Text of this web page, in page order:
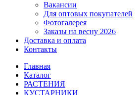
Вакансии
Для оптовых покупателей
Фотогалерея
Заказы на весну 2026
Доставка и оплата
Контакты
Главная
Каталог
РАСТЕНИЯ
КУСТАРНИКИ